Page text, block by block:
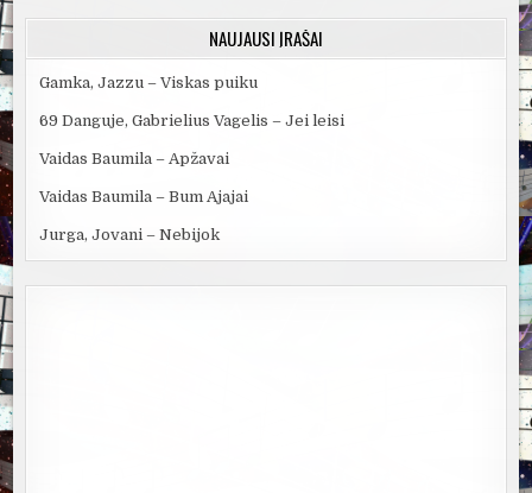
NAUJAUSI ĮRAŠAI
Gamka, Jazzu – Viskas puiku
69 Danguje, Gabrielius Vagelis – Jei leisi
Vaidas Baumila – Apžavai
Vaidas Baumila – Bum Ajajai
Jurga, Jovani – Nebijok